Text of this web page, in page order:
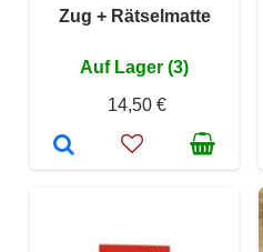
Zug + Rätselmatte
Auf Lager (3)
14,50 €